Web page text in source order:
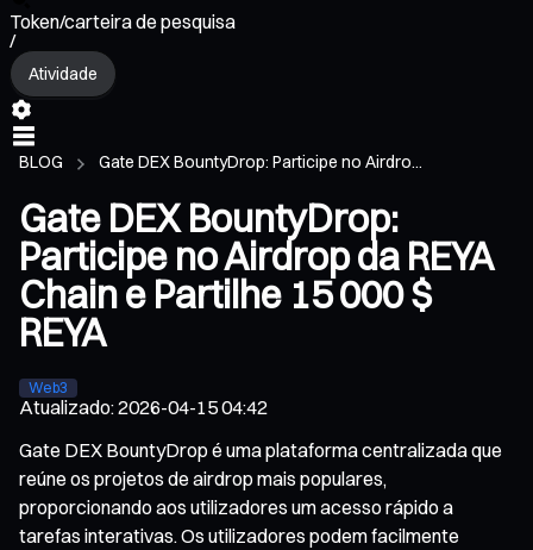
Token/carteira de pesquisa
/
Atividade
BLOG Gate DEX BountyDrop: Participe no Airdro...
Gate DEX BountyDrop:
Participe no Airdrop da REYA
Chain e Partilhe 15 000 $
REYA
Web3
Atualizado:2026-04-15 04:42
Gate DEX BountyDrop é uma plataforma centralizada que
reúne os projetos de airdrop mais populares,
proporcionando aos utilizadores um acesso rápido a
tarefas interativas. Os utilizadores podem facilmente